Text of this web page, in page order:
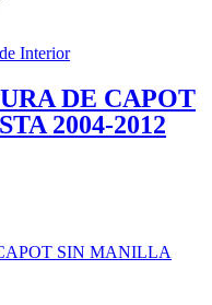
Interior
DE CAPOT
2004-2012
SIN MANILLA